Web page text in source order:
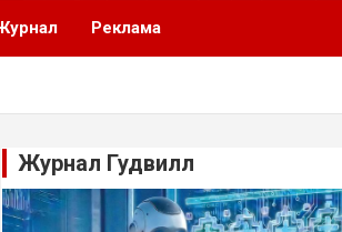
Реклама
Журнал Гудвилл